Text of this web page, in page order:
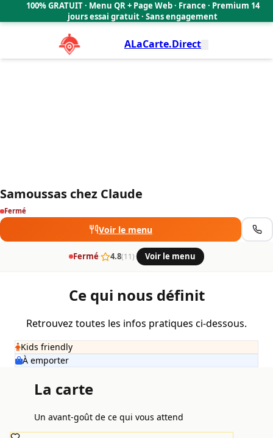
100% GRATUIT · Menu QR + Page Web · France · Premium 14
jours essai gratuit · Sans engagement
ALaCarte.Direct
Samoussas chez Claude
Fermé
Voir le menu
Fermé· 4.8(11)· Voir le menu
Samoussas chez Claude 4.8
Ce qui nous définit
Retrouvez toutes les infos pratiques ci-dessous.
Kids friendly
À emporter
La carte
Un avant-goût de ce qui vous attend